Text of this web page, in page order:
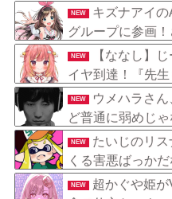
長！爆笑必至の掛
性は見逃し厳禁
NEW
キズナアイ
グループに参画
NEW
【ななし】
イヤ到達！『先
すやん』『とん
しまった』
NEW
ウメハラさ
ど普通に弱めじゃ
NEW
たいじのリ
くる害悪ばっかだ
NEW
超かぐや姫